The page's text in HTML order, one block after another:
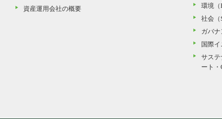
資産運用会社の概要
環境（
社会（
ガバ
国際
サステ
ート